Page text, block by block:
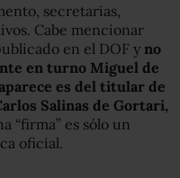
secretarias,
Cabe mencionar
en el DOF y no
en turno Miguel de
es del titular de
Salinas de Gortari,
“firma” es sólo un
oficial.